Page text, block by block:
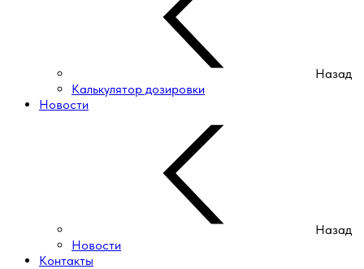
Назад
Калькулятор дозировки
Новости
Назад
Новости
Контакты